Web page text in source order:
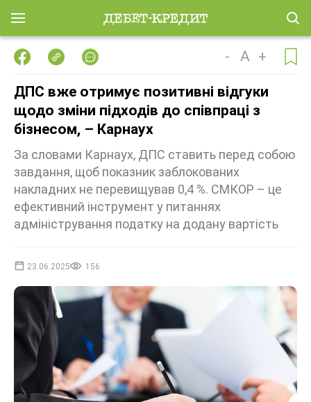
- A +
ДПС вже отримує позитивні відгуки
щодо зміни підходів до співпраці з
бізнесом, – Карнаух
За словами Карнаух, ДПС ставить перед собою
завдання, щоб показник заблокованих
накладних не перевищував 0,4 %. СМКОР – це
ефективний інструмент у питаннях
адміністрування податку на додану вартість
23.06.2025 156